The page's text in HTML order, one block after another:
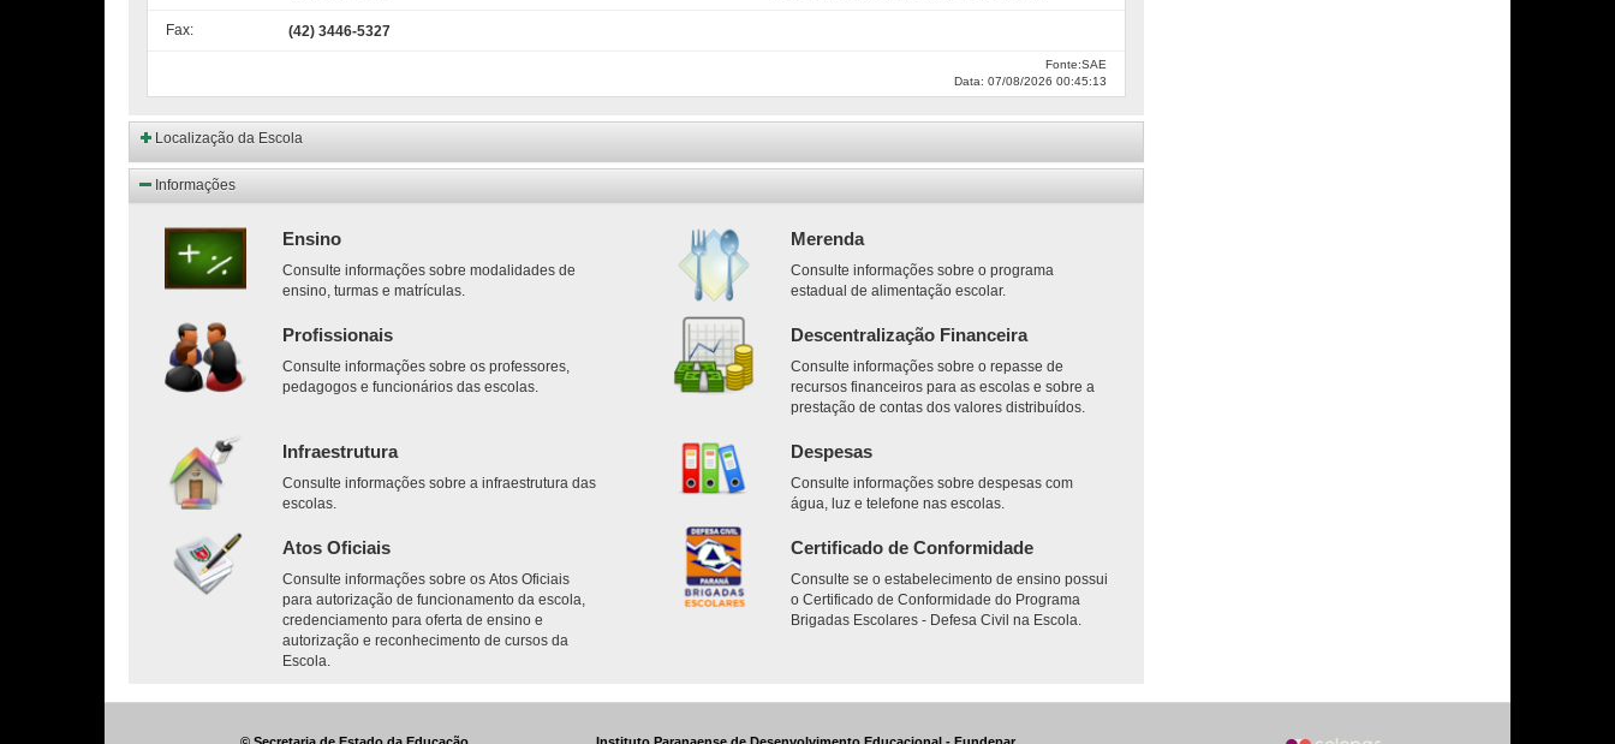
Fax: (42) 3446-5327
Fonte:SAE
Data: 07/08/2026 00:45:13
Localização da Escola
Informações
Ensino
Consulte informações sobre modalidades de
ensino, turmas e matrículas.
Merenda
Consulte informações sobre o programa
estadual de alimentação escolar.
Profissionais
Consulte informações sobre os professores,
pedagogos e funcionários das escolas.
Descentralização Financeira
Consulte informações sobre o repasse de
recursos financeiros para as escolas e sobre a
prestação de contas dos valores distribuídos.
Infraestrutura
Consulte informações sobre a infraestrutura das
escolas.
Despesas
Consulte informações sobre despesas com
água, luz e telefone nas escolas.
Atos Oficiais
Consulte informações sobre os Atos Oficiais
para autorização de funcionamento da escola,
credenciamento para oferta de ensino e
autorização e reconhecimento de cursos da
Escola.
Certificado de Conformidade
Consulte se o estabelecimento de ensino possui
o Certificado de Conformidade do Programa
Brigadas Escolares - Defesa Civil na Escola.